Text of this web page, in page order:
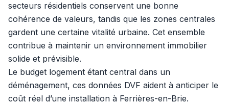
secteurs résidentiels conservent une bonne
cohérence de valeurs, tandis que les zones centrales
gardent une certaine vitalité urbaine. Cet ensemble
contribue à maintenir un environnement immobilier
solide et prévisible.
Le budget logement étant central dans un
déménagement, ces données DVF aident à anticiper le
coût réel d’une installation à Ferrières-en-Brie.